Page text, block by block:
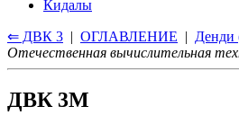
Кидалы
⇐ ДВК 3 | ОГЛАВЛЕНИЕ | Денди
Отечественная вычислительная
ДВК 3М